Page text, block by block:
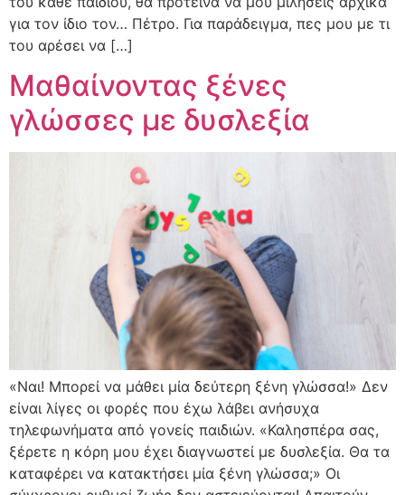
για τον ίδιο τον… Πέτρο. Για παράδειγμα, πες μου με τι
του αρέσει να […]
Μαθαίνοντας ξένες
γλώσσες με δυσλεξία
«Ναι! Μπορεί να μάθει μία δεύτερη ξένη γλώσσα!» Δεν
είναι λίγες οι φορές που έχω λάβει ανήσυχα
τηλεφωνήματα από γονείς παιδιών. «Καλησπέρα σας,
ξέρετε η κόρη μου έχει διαγνωστεί με δυσλεξία. Θα τα
καταφέρει να κατακτήσει μία ξένη γλώσσα;» Οι